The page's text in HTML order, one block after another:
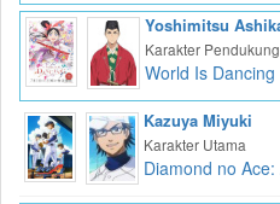
Yoshimitsu
Karakter Pendukung
World Is Dancing
Kazuya Miyuki
Karakter Utama
Diamond no